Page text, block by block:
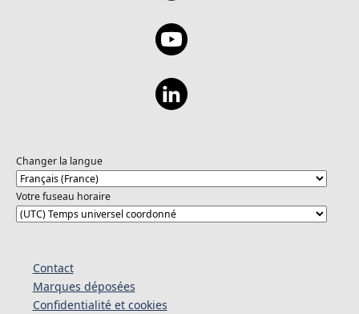
Changer la langue
Votre fuseau horaire
Contact
Marques déposées
Confidentialité et cookies